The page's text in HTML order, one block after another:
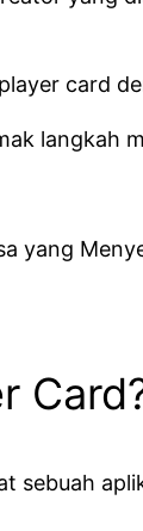
card
langkah
yang
sebuah